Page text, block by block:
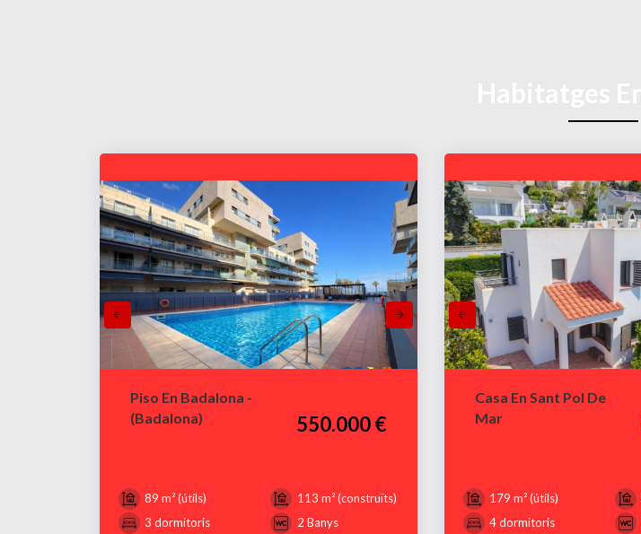
Piso En Badalona -
(Badalona)
550.000 €
89 m² (útils)
113 m² (construïts)
3 dormitoris
2 Banys
Casa En Sant Pol De
Mar
179 m² (útils)
4 dormitoris